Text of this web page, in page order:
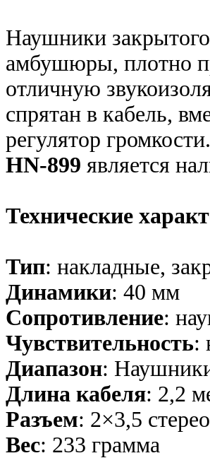
Наушники
амбушюры, плотно
отличную
спрятан в кабель,
регулятор
HN-899 является
Технические
Тип: накладные,
Динамики: 40 мм
Сопротивление:
Чувствительность:
Диапазон:
Длина кабеля: 2,2
Разъем: 2×3,5 стерео
Вес: 233 грамма